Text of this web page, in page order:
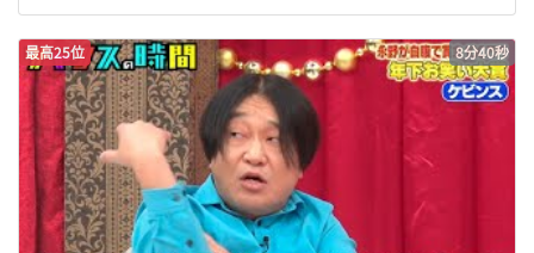
最高25位 8分40秒